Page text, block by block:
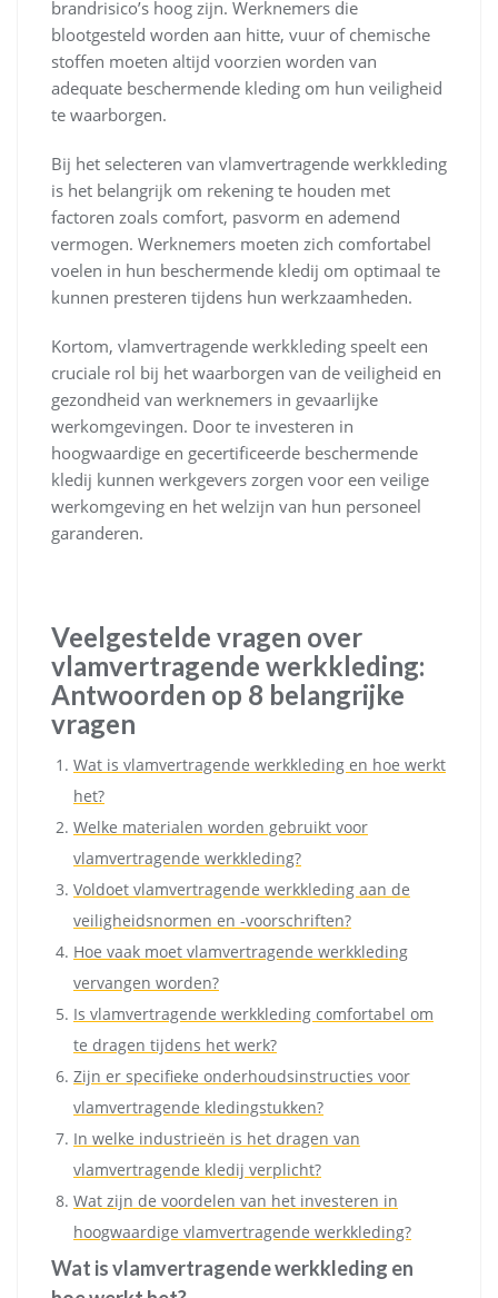
brandrisico’s hoog zijn. Werknemers die
blootgesteld worden aan hitte, vuur of chemische
stoffen moeten altijd voorzien worden van
adequate beschermende kleding om hun veiligheid
te waarborgen.
Bij het selecteren van vlamvertragende werkkleding
is het belangrijk om rekening te houden met
factoren zoals comfort, pasvorm en ademend
vermogen. Werknemers moeten zich comfortabel
voelen in hun beschermende kledij om optimaal te
kunnen presteren tijdens hun werkzaamheden.
Kortom, vlamvertragende werkkleding speelt een
cruciale rol bij het waarborgen van de veiligheid en
gezondheid van werknemers in gevaarlijke
werkomgevingen. Door te investeren in
hoogwaardige en gecertificeerde beschermende
kledij kunnen werkgevers zorgen voor een veilige
werkomgeving en het welzijn van hun personeel
garanderen.
Veelgestelde vragen over
vlamvertragende werkkleding:
Antwoorden op 8 belangrijke
vragen
Wat is vlamvertragende werkkleding en hoe werkt
het?
Welke materialen worden gebruikt voor
vlamvertragende werkkleding?
Voldoet vlamvertragende werkkleding aan de
veiligheidsnormen en -voorschriften?
Hoe vaak moet vlamvertragende werkkleding
vervangen worden?
Is vlamvertragende werkkleding comfortabel om
te dragen tijdens het werk?
Zijn er specifieke onderhoudsinstructies voor
vlamvertragende kledingstukken?
In welke industrieën is het dragen van
vlamvertragende kledij verplicht?
Wat zijn de voordelen van het investeren in
hoogwaardige vlamvertragende werkkleding?
Wat is vlamvertragende werkkleding en